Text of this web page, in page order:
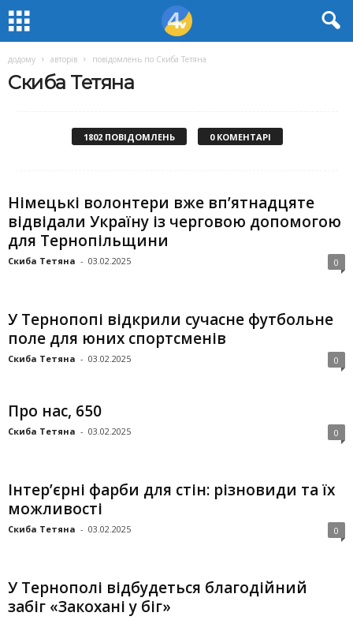
додому авторів повідомлень по Скиба Тетяна
Скиба Тетяна
1802 ПОВІДОМЛЕНЬ 0 КОМЕНТАРІ
Німецькі волонтери вже вп’ятнадцяте
відвідали Україну із черговою допомогою
для Тернопільщини
Скиба Тетяна - 03.02.2025 0
У Тернопопі відкрили сучасне футбольне
поле для юних спортсменів
Скиба Тетяна - 03.02.2025 0
Про нас, 650
Скиба Тетяна - 03.02.2025 0
Інтер’єрні фарби для стін: різновиди та їх
можливості
Скиба Тетяна - 03.02.2025 0
У Тернополі відбудеться благодійний
забіг «Закохані у біг»